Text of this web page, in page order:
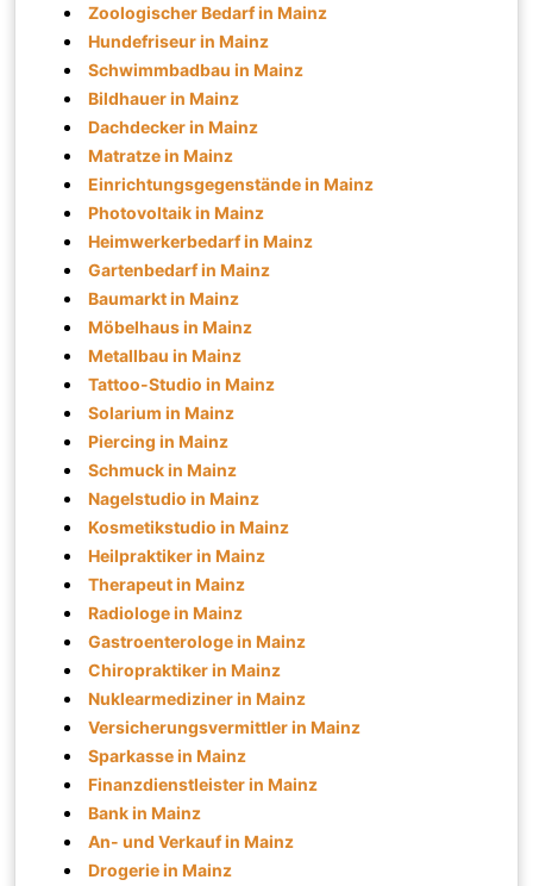
Zoologischer Bedarf in Mainz
Hundefriseur in Mainz
Schwimmbadbau in Mainz
Bildhauer in Mainz
Dachdecker in Mainz
Matratze in Mainz
Einrichtungsgegenstände in Mainz
Photovoltaik in Mainz
Heimwerkerbedarf in Mainz
Gartenbedarf in Mainz
Baumarkt in Mainz
Möbelhaus in Mainz
Metallbau in Mainz
Tattoo-Studio in Mainz
Solarium in Mainz
Piercing in Mainz
Schmuck in Mainz
Nagelstudio in Mainz
Kosmetikstudio in Mainz
Heilpraktiker in Mainz
Therapeut in Mainz
Radiologe in Mainz
Gastroenterologe in Mainz
Chiropraktiker in Mainz
Nuklearmediziner in Mainz
Versicherungsvermittler in Mainz
Sparkasse in Mainz
Finanzdienstleister in Mainz
Bank in Mainz
An- und Verkauf in Mainz
Drogerie in Mainz